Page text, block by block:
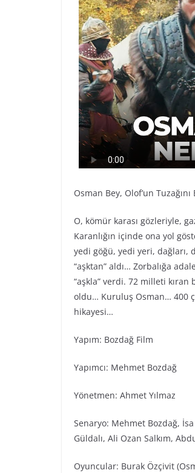
Osman Bey, Olof’un Tuzağını
O, kömür karası gözleriyle,
Karanlığın içinde ona yol
yedi göğü, yedi yeri, dağları,
“aşktan” aldı… Zorbalığa
“aşkla” verdi. 72 milleti kıran
oldu… Kuruluş Osman… 400
hikayesi…
Yapım: Bozdağ Film
Yapımcı: Mehmet Bozdağ
Yönetmen: Ahmet Yılmaz
Senaryo: Mehmet Bozdağ,
Güldalı, Ali Ozan Salkım,
Oyuncular: Burak Özçivit